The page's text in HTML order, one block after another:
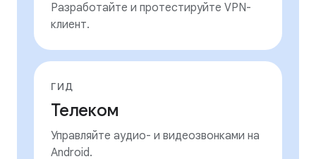
Разработайте и протестируйте VPN-
клиент.
ГИД
Телеком
Управляйте аудио- и видеозвонками на
Android.